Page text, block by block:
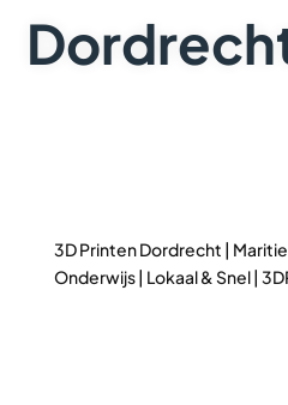
3D Printen Dordrecht |
Onderwijs | Lokaal & Snel |